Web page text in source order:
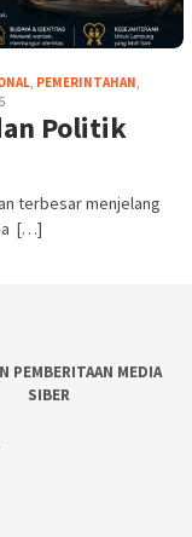
, PEMERINTAHAN,
Politik
terbesar menjelang
[…]
PEMBERITAAN MEDIA
SIBER